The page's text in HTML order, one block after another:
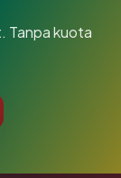
Tanpa kuota